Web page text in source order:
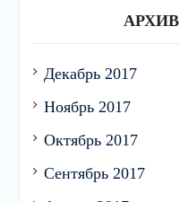
Декабрь 2017
Ноябрь 2017
Октябрь 2017
Сентябрь 2017